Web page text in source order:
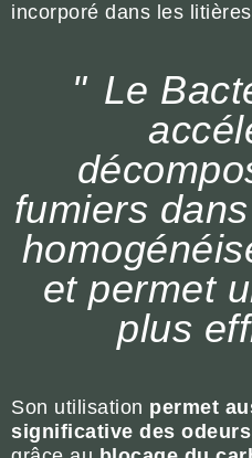
incorporé dans les
Le
fumiers
et permet
plus
Son utilisation permet
significative des odeurs